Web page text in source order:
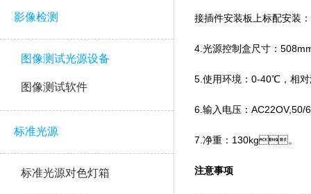
影像检测
图像测试光源设备
图像测试软件
标准光源
标准光源对色灯箱
接插件安装板上标配安装：
4.光源控制盒尺寸：
5.使用环境：0-40℃，相
6.输入电压：
7.净重：130kg。
注意事项